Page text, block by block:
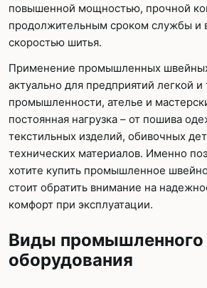
повышенной мощностью, прочной
продолжительным сроком службы и
скоростью шитья.
Применение промышленных
актуально для предприятий легкой
промышленности, ателье и
постоянная нагрузка – от пошива
текстильных изделий, обивочных
технических материалов. Именно
хотите купить промышленное
стоит обратить внимание на
комфорт при эксплуатации.
Виды промышленного
оборудования